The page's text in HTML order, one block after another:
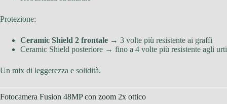
Protezione:
Ceramic Shield 2 frontale → 3 volte più resistente ai graffi
Ceramic Shield posteriore → fino a 4 volte più resistente agli urti
Un mix di leggerezza e solidità.
Fotocamera Fusion 48MP con zoom 2x ottico